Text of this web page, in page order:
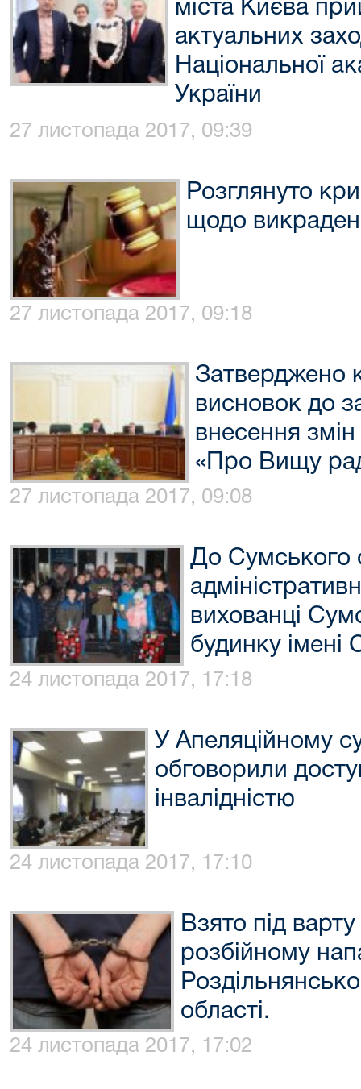
міста Києва
актуальних
Національної
України
27 листопада 2017, 09:39
Розглянуто
щодо
27 листопада 2017, 09:18
Затверджено
висновок до
внесення
«Про Вищу
27 листопада 2017, 09:08
До Сумського
вихованці
будинку
24 листопада 2017, 17:18
У Апеляційному
обговорили
інвалідністю
24 листопада 2017, 17:10
Взято під
розбійному
області.
24 листопада 2017, 17:02